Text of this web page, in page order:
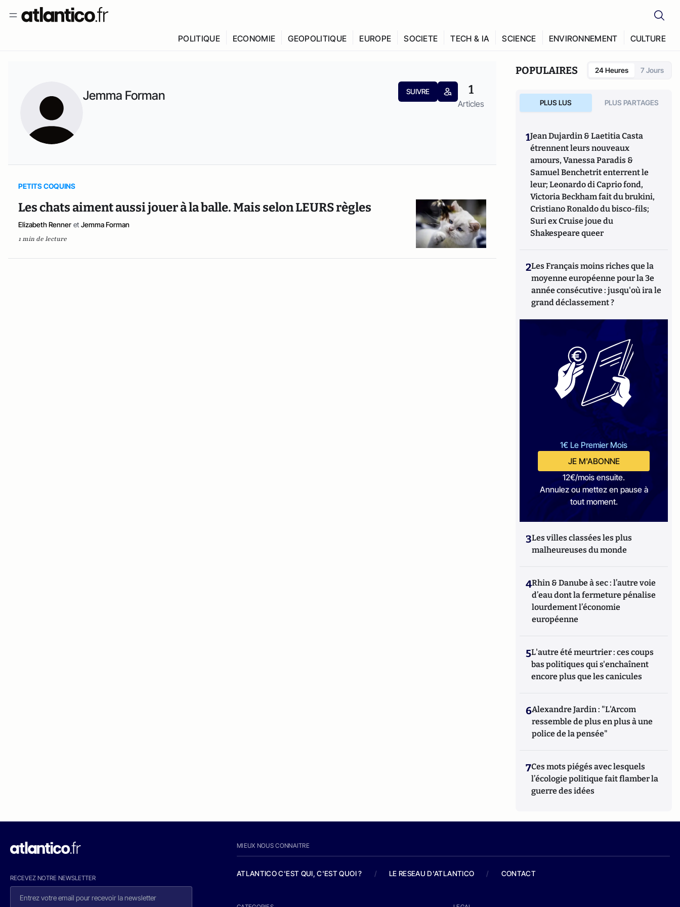
POLITIQUE ECONOMIE GEOPOLITIQUE EUROPE SOCIETE TECH & IA SCIENCE ENVIRONNEMENT CULTURE
Jemma Forman SUIVRE 1
Articles
PETITS COQUINS
Les chats aiment aussi jouer à la balle. Mais selon LEURS règles
Elizabeth Renner et Jemma Forman
1 min de lecture
POPULAIRES 24 Heures 7 Jours
PLUS LUS PLUS PARTAGES
1Jean Dujardin & Laetitia Casta
étrennent leurs nouveaux
amours, Vanessa Paradis &
Samuel Benchetrit enterrent le
leur; Leonardo di Caprio fond,
Victoria Beckham fait du brukini,
Cristiano Ronaldo du bisco-fils;
Suri ex Cruise joue du
Shakespeare queer
2Les Français moins riches que la
moyenne européenne pour la 3e
année consécutive : jusqu'où ira le
grand déclassement ?
1€ Le Premier Mois
JE M'ABONNE
12€/mois ensuite.
Annulez ou mettez en pause à
tout moment.
3Les villes classées les plus
malheureuses du monde
4Rhin & Danube à sec : l’autre voie
d’eau dont la fermeture pénalise
lourdement l’économie
européenne
5L'autre été meurtrier : ces coups
bas politiques qui s'enchaînent
encore plus que les canicules
6Alexandre Jardin : "L'Arcom
ressemble de plus en plus à une
police de la pensée"
7Ces mots piégés avec lesquels
l’écologie politique fait flamber la
guerre des idées
RECEVEZ NOTRE NEWSLETTER
MIEUX NOUS CONNAITRE
ATLANTICO C'EST QUI, C'EST QUOI ? / LE RESEAU D'ATLANTICO / CONTACT